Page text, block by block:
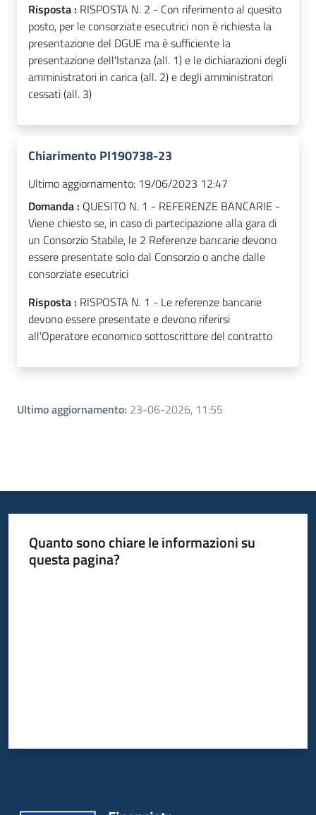
Risposta : RISPOSTA N. 2 - Con riferimento al quesito
posto, per le consorziate esecutrici non è richiesta la
presentazione del DGUE ma è sufficiente la
presentazione dell'Istanza (all. 1) e le dichiarazioni degli
amministratori in carica (all. 2) e degli amministratori
cessati (all. 3)
Chiarimento PI190738-23
Ultimo aggiornamento: 19/06/2023 12:47
Domanda : QUESITO N. 1 - REFERENZE BANCARIE -
Viene chiesto se, in caso di partecipazione alla gara di
un Consorzio Stabile, le 2 Referenze bancarie devono
essere presentate solo dal Consorzio o anche dalle
consorziate esecutrici
Risposta : RISPOSTA N. 1 - Le referenze bancarie
devono essere presentate e devono riferirsi
all'Operatore economico sottoscrittore del contratto
Ultimo aggiornamento: 23-06-2026, 11:55
Quanto sono chiare le informazioni su
questa pagina?